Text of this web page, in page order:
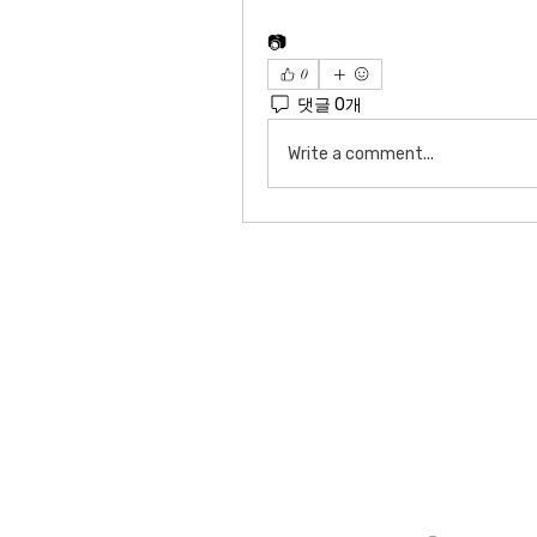
📷
0
댓글 0개
Write a comment...